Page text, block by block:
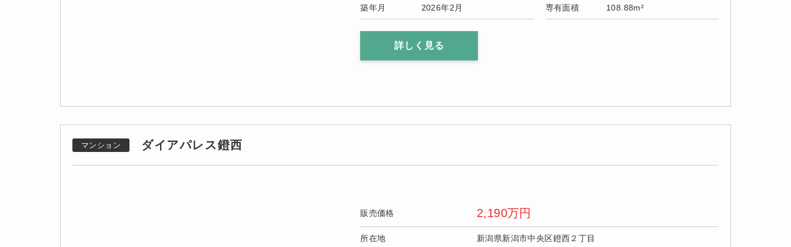
築年月 2026年2月 専有面積 108.88m²
詳しく見る
マンション ダイアパレス鐙西
販売価格 2,190万円
所在地 新潟県新潟市中央区鐙西２丁目